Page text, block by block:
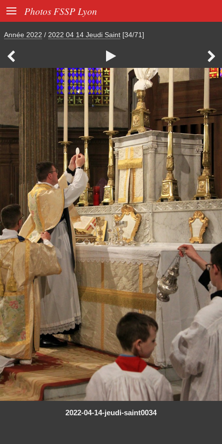
 Photos FSSP Lyon
Année 2022 / 2022 04 14 Jeudi Saint [34/71]
  
2022-04-14-jeudi-saint0034